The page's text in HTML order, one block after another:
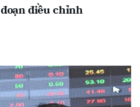
điều chỉnh